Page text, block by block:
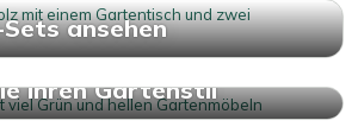
ansehen
Ihren Gartenstil